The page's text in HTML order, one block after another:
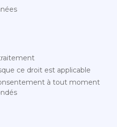
ce droit est applicable
à tout moment